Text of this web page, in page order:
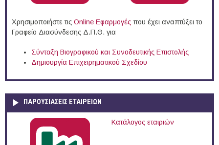
Χρησιμοποιήστε τις Online Eφαρμογές που έχει αναπτύξει το
Γραφείο Διασύνδεσης Δ.Π.Θ. για
Σύνταξη Βιογραφικού και Συνοδευτικής Επιστολής
Δημιουργία Επιχειρηματικού Σχεδίου
ΠΑΡΟΥΣΙΆΣΕΙΣ ΕΤΑΙΡΕΙΏΝ
Κατάλογος εταιριών